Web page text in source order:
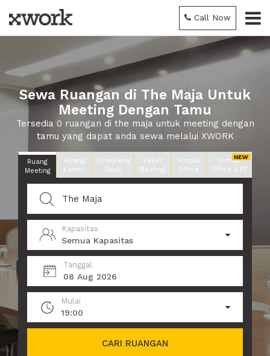
Call Now
Sewa Ruangan di The Maja Untuk
Meeting Dengan Tamu
Tersedia 0 ruangan di the maja untuk meeting dengan
tamu yang dapat anda sewa melalui XWORK
Ruang
Meeting
Ruang
Kantor
Coworking
Desk
Paket
Meeting
Virtual
Office
Virtual
Office & PT
Kapasitas
Semua Kapasitas
Tanggal
08 Aug 2026
Mulai
19:00
CARI RUANGAN